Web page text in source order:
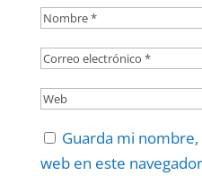
Guarda mi
web en este